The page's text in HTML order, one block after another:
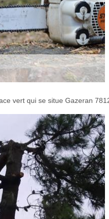
vert qui se situe Gazeran